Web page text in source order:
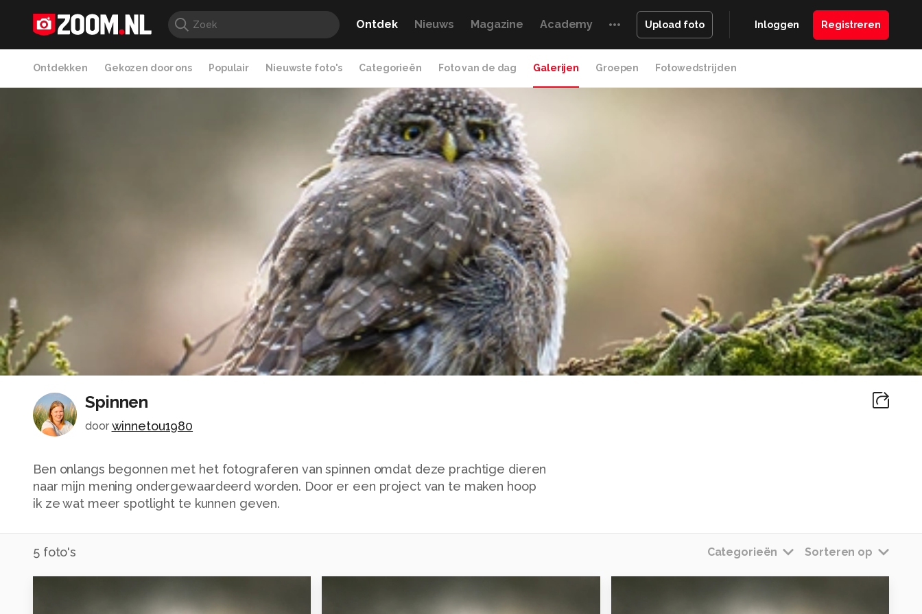
Ontdek Nieuws Magazine Academy Upload foto Inloggen Registreren
Ontdekken Gekozen door ons Populair Nieuwste foto's Categorieën Foto van de dag Galerijen Groepen Fotowedstrijden
Spinnen
door winnetou1980
Ben onlangs begonnen met het fotograferen van spinnen omdat deze prachtige dieren
naar mijn mening ondergewaardeerd worden. Door er een project van te maken hoop
ik ze wat meer spotlight te kunnen geven.
5foto's Categorieën Sorteren op